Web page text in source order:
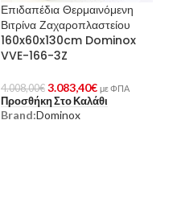
Επιδαπέδια Θερμαινόμενη
Βιτρίνα Ζαχαροπλαστείου
160x60x130cm Dominox
VVE-166-3Z
4.008,00€ 3.083,40€ με ΦΠΑ
Προσθήκη Στο Καλάθι
Brand:Dominox